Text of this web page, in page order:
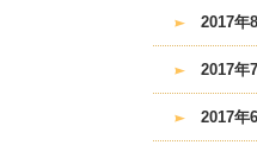
2017年
2017年
2017年